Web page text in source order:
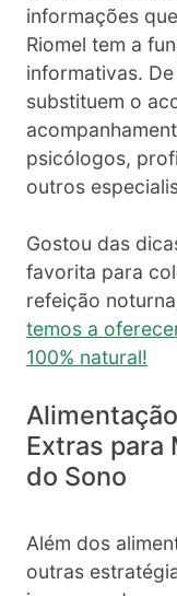
informações
Riomel tem a
informativas.
substituem o
psicólogos,
outros
Gostou das
favorita para
refeição
temos a
100% natural!
Extras para
do Sono
Além dos
outras